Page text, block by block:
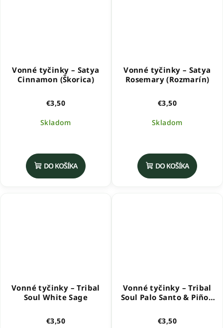
Vonné tyčinky – Satya
Cinnamon (Škorica)
€3,50
Skladom
DO KOŠÍKA
Vonné tyčinky – Satya
Rosemary (Rozmarín)
€3,50
Skladom
DO KOŠÍKA
Vonné tyčinky – Tribal
Soul White Sage
€3,50
Vonné tyčinky – Tribal
Soul Palo Santo & Piñon
€3,50